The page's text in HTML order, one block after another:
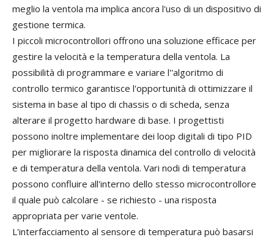
meglio la ventola ma implica ancora l'uso di un dispositivo di
gestione termica.
I piccoli microcontrollori offrono una soluzione efficace per
gestire la velocità e la temperatura della ventola. La
possibilità di programmare e variare l''algoritmo di
controllo termico garantisce l'opportunità di ottimizzare il
sistema in base al tipo di chassis o di scheda, senza
alterare il progetto hardware di base. I progettisti
possono inoltre implementare dei loop digitali di tipo PID
per migliorare la risposta dinamica del controllo di velocità
e di temperatura della ventola. Vari nodi di temperatura
possono confluire all'interno dello stesso microcontrollore
il quale può calcolare - se richiesto - una risposta
appropriata per varie ventole.
L'interfacciamento al sensore di temperatura può basarsi